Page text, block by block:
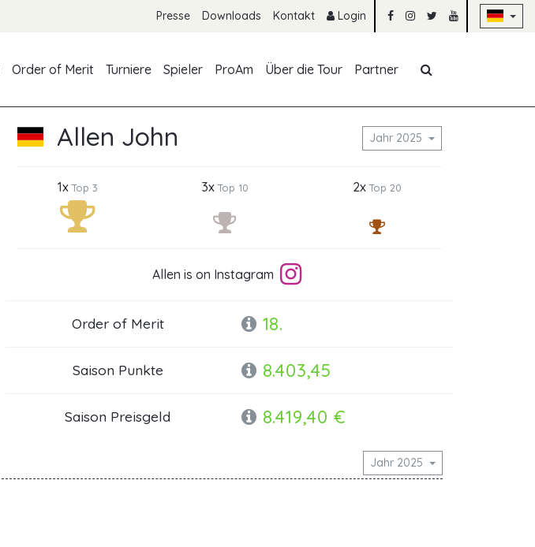
Presse Downloads Kontakt Login
Order of Merit Turniere Spieler ProAm Über die Tour Partner
Allen John Jahr 2025
1xTop 3 3xTop 10 2xTop 20
Allen is on Instagram
Order of Merit 18.
Saison Punkte 8.403,45
Saison Preisgeld 8.419,40 €
Jahr 2025